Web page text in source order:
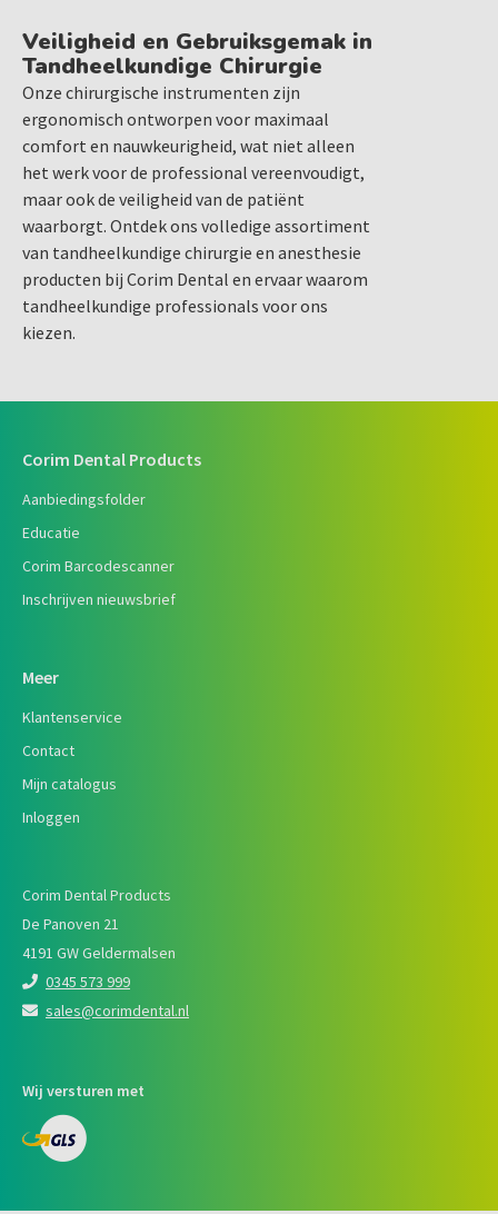
Veiligheid en Gebruiksgemak in
Tandheelkundige Chirurgie
Onze chirurgische instrumenten zijn
ergonomisch ontworpen voor maximaal
comfort en nauwkeurigheid, wat niet alleen
het werk voor de professional vereenvoudigt,
maar ook de veiligheid van de patiënt
waarborgt. Ontdek ons volledige assortiment
van tandheelkundige chirurgie en anesthesie
producten bij Corim Dental en ervaar waarom
tandheelkundige professionals voor ons
kiezen.
Corim Dental Products
Aanbiedingsfolder
Educatie
Corim Barcodescanner
Inschrijven nieuwsbrief
Meer
Klantenservice
Contact
Mijn catalogus
Inloggen
Corim Dental Products
De Panoven 21
4191 GW Geldermalsen
0345 573 999
sales@corimdental.nl
Wij versturen met